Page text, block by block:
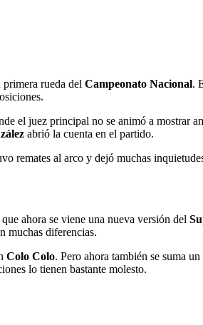
rueda del Campeonato Nacional.
el juez principal no se animó a mostrar
abrió la cuenta en el partido.
remates al arco y dejó muchas
ahora se viene una nueva versión del
muchas diferencias.
Colo Colo. Pero ahora también se suma
lo tienen bastante molesto.